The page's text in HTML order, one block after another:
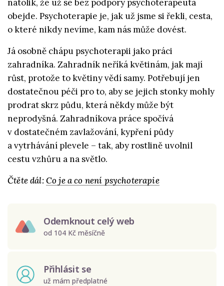
natolik, že už se bez podpory psychoterapeuta
obejde. Psychoterapie je, jak už jsme si řekli, cesta,
o které nikdy nevíme, kam nás může dovést.
Já osobně chápu psychoterapii jako práci
zahradníka. Zahradník neříká květinám, jak mají
růst, protože to květiny vědí samy. Potřebují jen
dostatečnou péči pro to, aby se jejich stonky mohly
prodrat skrz půdu, která někdy může být
neprodyšná. Zahradníkova práce spočívá
v dostatečném zavlažování, kypření půdy
a vytrhávání plevele – tak, aby rostlině uvolnil
cestu vzhůru a na světlo.
Čtěte dál:Co je a co není psychoterapie
Odemknout celý web
od 104 Kč měsíčně
Přihlásit se
už mám předplatné